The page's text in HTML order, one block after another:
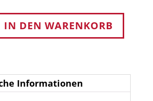
IN DEN WARENKORB
Informationen